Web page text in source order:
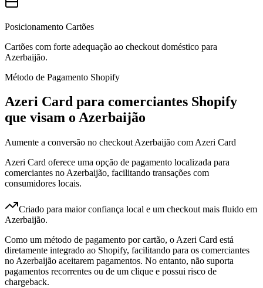
Posicionamento Cartões
Cartões com forte adequação ao checkout doméstico para
Azerbaijão.
Método de Pagamento Shopify
Azeri Card para comerciantes Shopify
que visam o Azerbaijão
Aumente a conversão no checkout Azerbaijão com Azeri Card
Azeri Card oferece uma opção de pagamento localizada para
comerciantes no Azerbaijão, facilitando transações com
consumidores locais.
Criado para maior confiança local e um checkout mais fluido em
Azerbaijão.
Como um método de pagamento por cartão, o Azeri Card está
diretamente integrado ao Shopify, facilitando para os comerciantes
no Azerbaijão aceitarem pagamentos. No entanto, não suporta
pagamentos recorrentes ou de um clique e possui risco de
chargeback.